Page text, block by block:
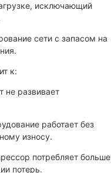
исключающий
сети с запасом на
к:
не развивает
работает без
износу.
потребляет больше
потерь.